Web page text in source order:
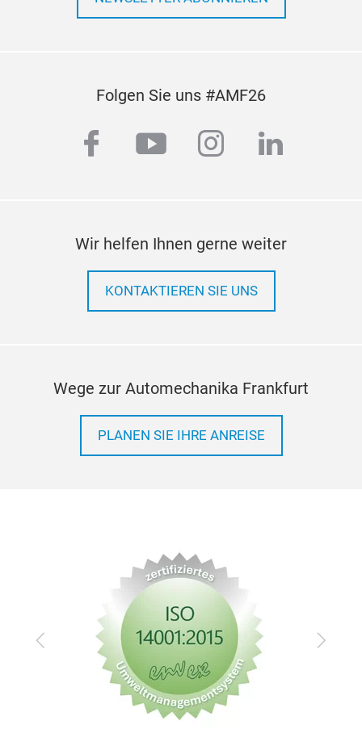
Folgen Sie uns #AMF26
facebook
youtubeinstagram
linkedin
Wir helfen Ihnen gerne weiter
KONTAKTIEREN SIE UNS
Wege zur Automechanika Frankfurt
PLANEN SIE IHRE ANREISE
Zurück Vor